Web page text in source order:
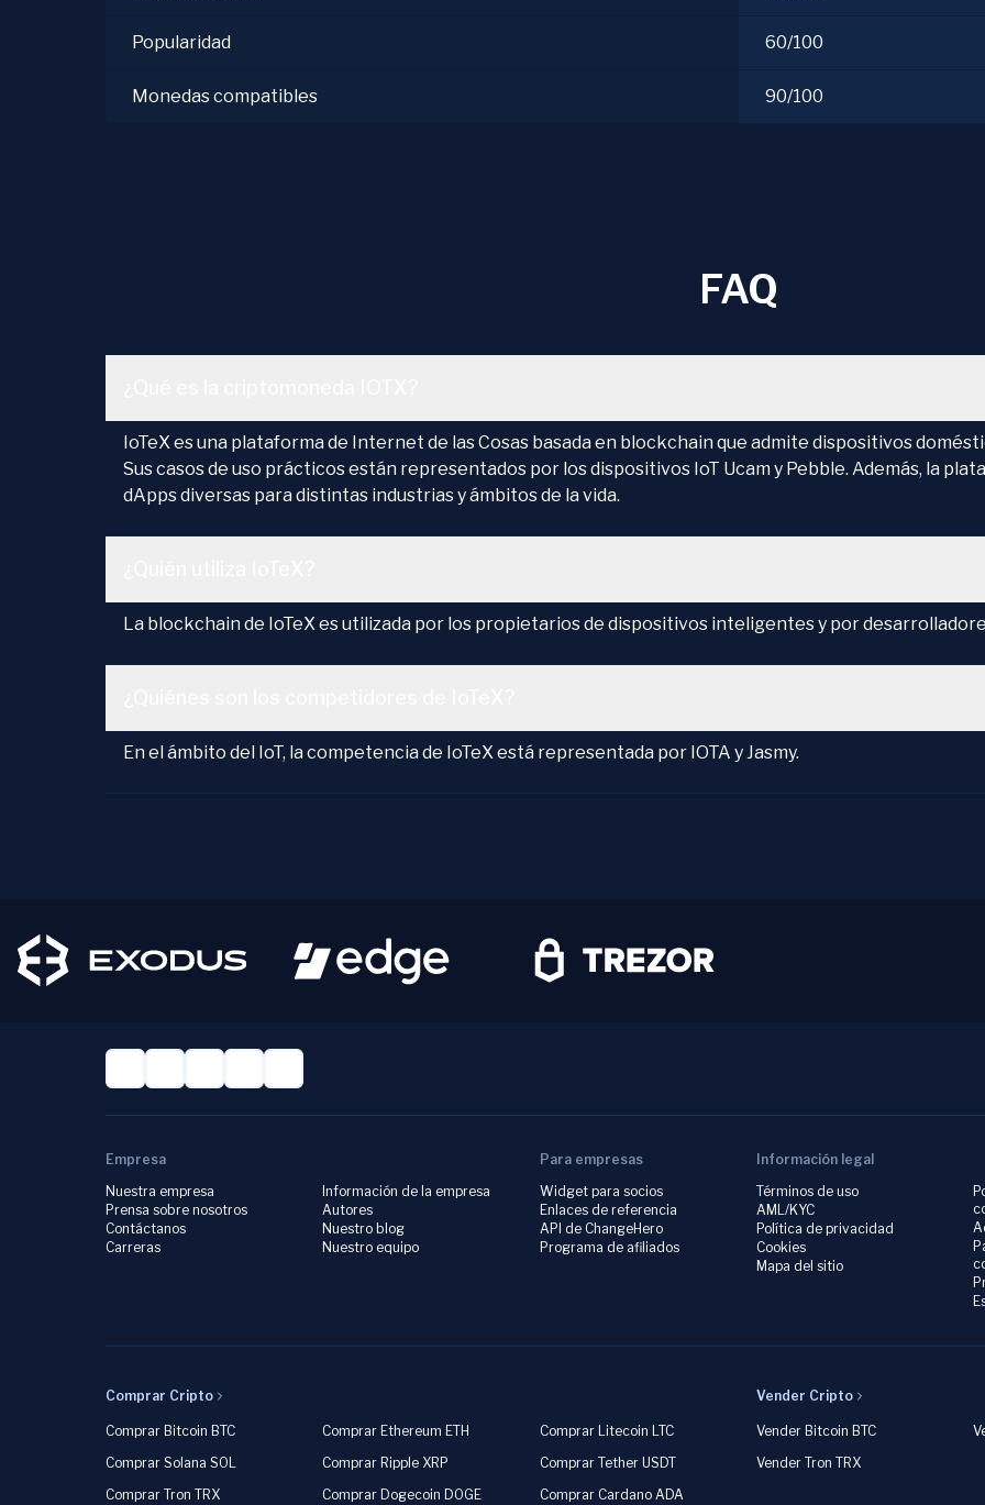
Popularidad 60/100
Monedas compatibles 90/100
FAQ
IoTeX es una plataforma de Internet de las Cosas basada en blockchain que admite dispositivos
Sus casos de uso prácticos están representados por los dispositivos IoT Ucam y Pebble. Además, la
dApps diversas para distintas industrias y ámbitos de la vida.
La blockchain de IoTeX es utilizada por los propietarios de dispositivos inteligentes y por
En el ámbito del IoT, la competencia de IoTeX está representada por IOTA y Jasmy.
Empresa
Nuestra empresa
Prensa sobre nosotros
Contáctanos
Carreras
Información de la empresa
Autores
Nuestro blog
Nuestro equipo
Para empresas
Widget para socios
Enlaces de referencia
API de ChangeHero
Programa de afiliados
Información legal
Términos de uso
AML/KYC
Política de privacidad
Cookies
Mapa del sitio
Comprar Cripto
Comprar Bitcoin BTC Comprar Ethereum ETH
Comprar Litecoin LTC
Comprar Solana SOL
Comprar Ripple XRP
Comprar Tether USDT
Comprar Tron TRX
Comprar Dogecoin DOGE Comprar Cardano ADA
Vender Cripto
Vender Bitcoin BTC
Vender Tron TRX